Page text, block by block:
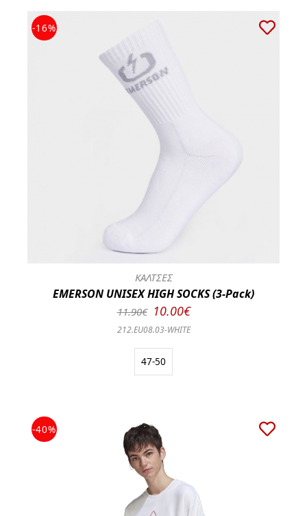
-16%
ΚΑΛΤΣΕΣ
EMERSON UNISEX HIGH SOCKS (3-Pack)
11.90€ 10.00€
212.EU08.03-WHITE
47-50
-40%